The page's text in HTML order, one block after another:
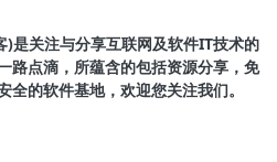
是关注与分享互联网及软件IT技术的
路点滴，所蕴含的包括资源分享，免
的软件基地，欢迎您关注我们。